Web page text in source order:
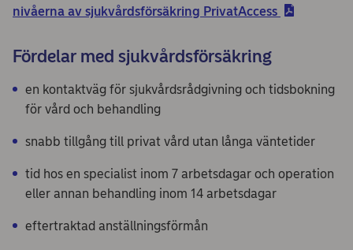
nivåerna av sjukvårdsförsäkring PrivatAccess
Fördelar med sjukvårdsförsäkring
en kontaktväg för sjukvårdsrådgivning och tidsbokning
för vård och behandling
snabb tillgång till privat vård utan långa väntetider
tid hos en specialist inom 7 arbetsdagar och operation
eller annan behandling inom 14 arbetsdagar
eftertraktad anställningsförmån